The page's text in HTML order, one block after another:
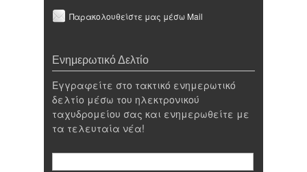
Παρακολουθείστε μας μέσω Mail
Ενημερωτικό Δελτίο
Εγγραφείτε στο τακτικό ενημερωτικό
δελτίο μέσω του ηλεκτρονικού
ταχυδρομείου σας και ενημερωθείτε με
τα τελευταία νέα!